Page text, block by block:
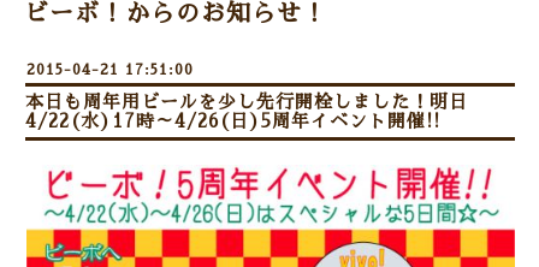
ビーボ！からのお知らせ！
2015-04-21 17:51:00
本日も周年用ビールを少し先行開栓しました！明日
4/22(水)17時～4/26(日)5周年イベント開催!!